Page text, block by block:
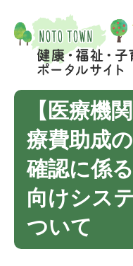
【医療機
療費助成
確認に係
向けシス
ついて